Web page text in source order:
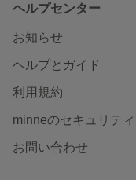
ヘルプセンター
お知らせ
ヘルプとガイド
利用規約
minneのセキュリティ
お問い合わせ